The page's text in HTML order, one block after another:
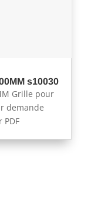
s10030
Grille pour
demande